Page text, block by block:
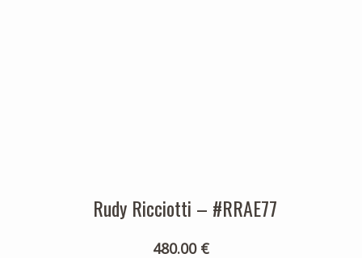
Rudy Ricciotti – #RRAE77
480.00 €